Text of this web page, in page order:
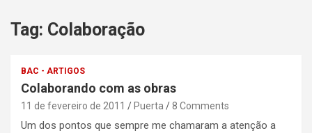
Tag: Colaboração
BAC - ARTIGOS
Colaborando com as obras
11 de fevereiro de 2011 Puerta 8 Comments
Um dos pontos que sempre me chamaram a atenção a